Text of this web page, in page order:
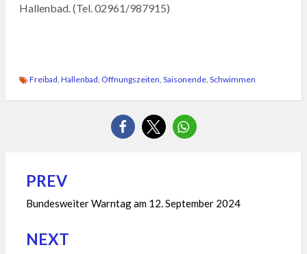
Hallenbad. (Tel. 02961/987915)
Freibad Hallenbad Öffnungszeiten Saisonende, Schwimmen
Beitragsnavigation
PREV
Bundesweiter Warntag am 12. September 2024
NEXT